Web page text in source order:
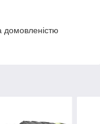
домовленістю